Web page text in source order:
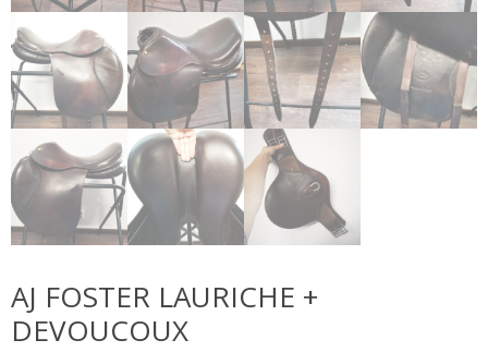
AJ FOSTER LAURICHE +
DEVOUCOUX